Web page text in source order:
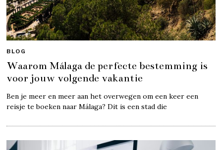
BLOG
Waarom Málaga de perfecte bestemming is
voor jouw volgende vakantie
Ben je meer en meer aan het overwegen om een keer een
reisje te boeken naar Málaga? Dit is een stad die